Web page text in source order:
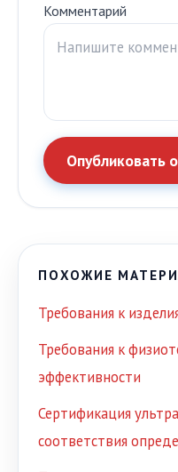
Комментарий
Опубликовать
ПОХОЖИЕ
Требования к
Требования к
эффективности
Сертификация
соответствия